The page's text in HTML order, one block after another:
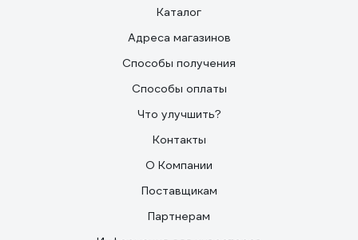
Каталог
Адреса магазинов
Способы получения
Способы оплаты
Что улучшить?
Контакты
О Компании
Поставщикам
Партнерам